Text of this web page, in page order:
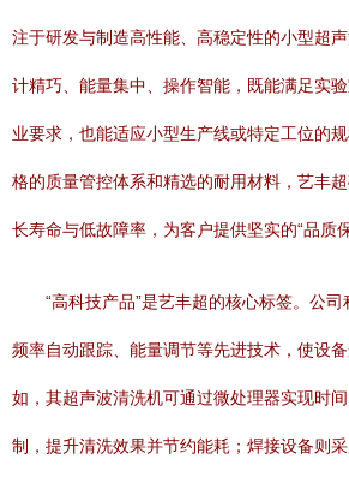
注于研发与制造高性能、高稳定性的小型超
计精巧、能量集中、操作智能，既能满足实
业要求，也能适应小型生产线或特定工位的
格的质量管控体系和精选的耐用材料，艺丰
长寿命与低故障率，为客户提供坚实的“品质保
“高科技产品”是艺丰超的核心标签。公司
频率自动跟踪、能量调节等先进技术，使设
如，其超声波清洗机可通过微处理器实现时
制，提升清洗效果并节约能耗；焊接设备则